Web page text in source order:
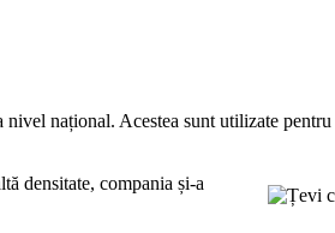
național. Acestea sunt utilizate pentru
densitate, compania și-a